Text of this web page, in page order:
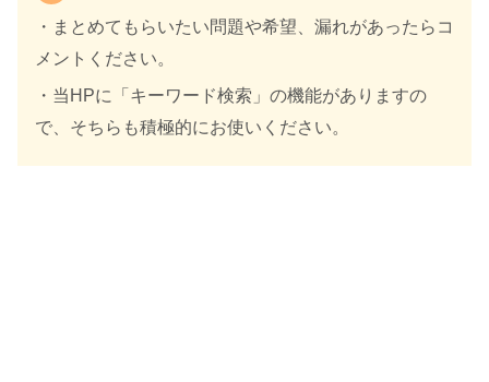
・まとめてもらいたい問題や希望、漏れがあったらコ
メントください。
・当HPに「キーワード検索」の機能がありますの
で、そちらも積極的にお使いください。